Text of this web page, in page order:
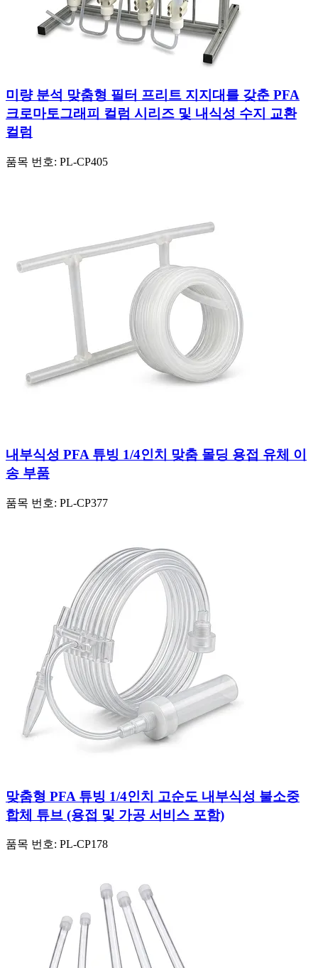
미량 분석 맞춤형 필터 프리트 지지대를 갖춘 PFA
크로마토그래피 컬럼 시리즈 및 내식성 수지 교환
컬럼
품목 번호: PL-CP405
내부식성 PFA 튜빙 1/4인치 맞춤 몰딩 용접 유체 이
송 부품
품목 번호: PL-CP377
맞춤형 PFA 튜빙 1/4인치 고순도 내부식성 불소중
합체 튜브 (용접 및 가공 서비스 포함)
품목 번호: PL-CP178